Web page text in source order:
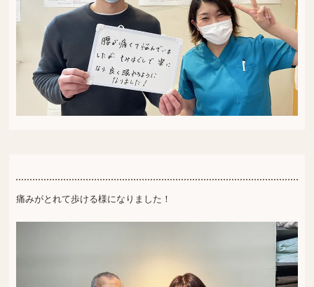
痛みがとれて歩ける様になりました！